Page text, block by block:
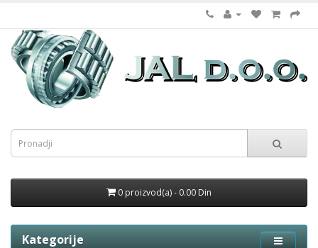
0 proizvod(a) - 0.00 Din
Kategorije